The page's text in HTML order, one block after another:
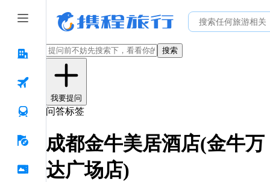
搜索
我要提问
问答标签
成都金牛美居酒店(金牛万
达广场店)